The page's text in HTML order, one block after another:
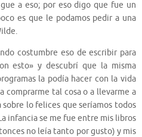
a eso; por eso digo que fue un
es que le podamos pedir a una
costumbre eso de escribir para
esto» y descubrí que la misma
la podía hacer con la vida
comprarme tal cosa o a llevarme a
lo felices que seríamos todos
infancia se me fue entre mis libros
no leía tanto por gusto) y mis